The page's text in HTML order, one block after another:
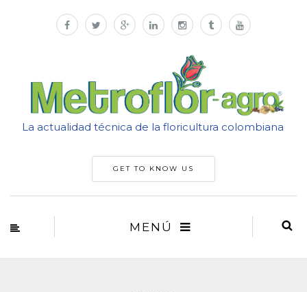
La actualidad técnica de la floricultura colombiana
GET TO KNOW US
MENÚ